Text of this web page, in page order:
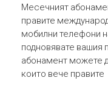
Месечният
правите
мобилни телефони
подновявате вашия
абонамент можете
които вече правите